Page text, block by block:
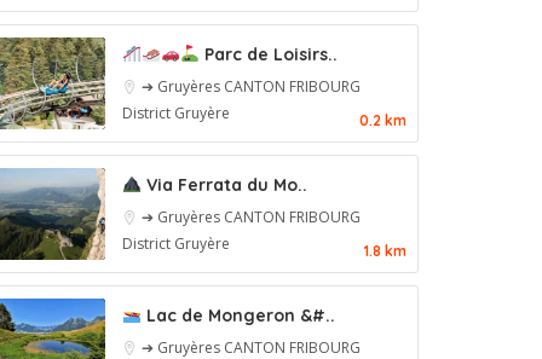
Parc de Loisirs..
➔ Gruyères CANTON FRIBOURG
District Gruyère
0.2 km
Via Ferrata du Mo..
➔ Gruyères CANTON FRIBOURG
District Gruyère
1.8 km
Lac de Mongeron &#..
➔ Gruyères CANTON FRIBOURG